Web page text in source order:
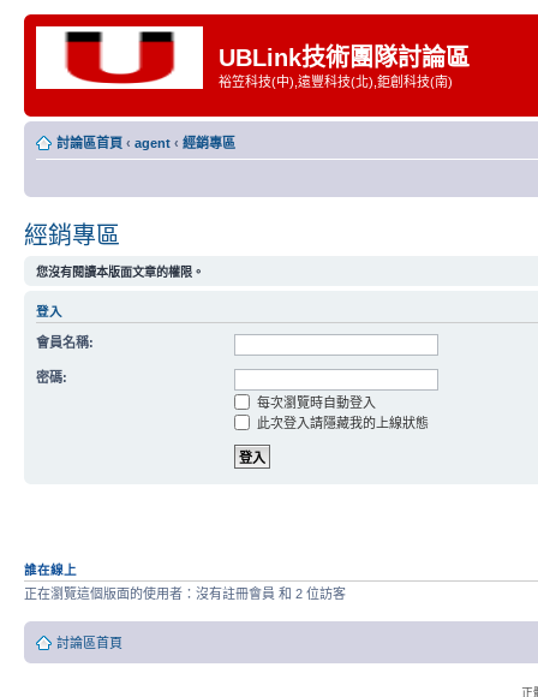
UBLink技術團隊討論區
裕笠科技(中),遠豐科技(北),鉅創科技(南)
討論區首頁 ‹ agent ‹ 經銷專區
經銷專區
您沒有閱讀本版面文章的權限。
登入
會員名稱:
密碼:
每次瀏覽時自動登入
此次登入請隱藏我的上線狀態
誰在線上
正在瀏覽這個版面的使用者：沒有註冊會員 和 2 位訪客
討論區首頁
正